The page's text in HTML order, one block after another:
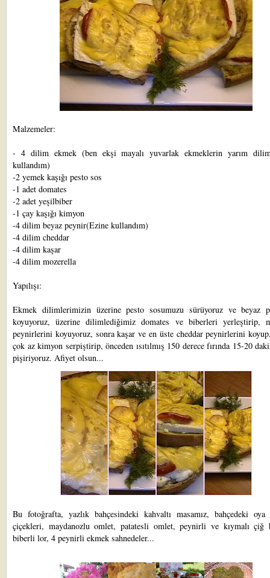
Malzemeler:
- 4 dilim ekmek (ben ekşi mayalı yuvarlak ekmeklerin yarım
kullandım)
-2 yemek kaşığı pesto sos
-1 adet domates
-2 adet yeşilbiber
-1 çay kaşığı kimyon
-4 dilim beyaz peynir(Ezine kullandım)
-4 dilim cheddar
-4 dilim kaşar
-4 dilim mozerella
Yapılışı:
Ekmek dilimlerimizin üzerine pesto sosumuzu sürüyoruz ve beyaz
koyuyoruz, üzerine dilimlediğimiz domates ve biberleri yerleştirip,
peynirlerini koyuyoruz, sonra kaşar ve en üste cheddar peynirlerini
çok az kimyon serpiştirip, önceden ısıtılmış 150 derece fırında 15-20
pişiriyoruz. Afiyet olsun...
Bu fotoğrafta, yazlık bahçesindeki kahvaltı masamız, bahçedeki oya
çiçekleri, maydanozlu omlet, patatesli omlet, peynirli ve kıymalı çiğ
biberli lor, 4 peynirli ekmek sahnedeler...